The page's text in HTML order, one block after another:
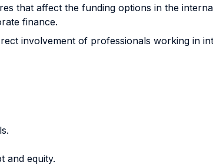
that affect the funding options in the
finance.
involvement of professionals working in
and equity.